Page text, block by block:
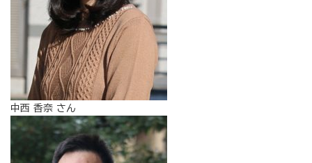
中西 香奈 さん